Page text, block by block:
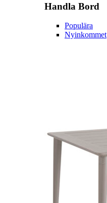
Handla Bord
Populära
Nyinkommet